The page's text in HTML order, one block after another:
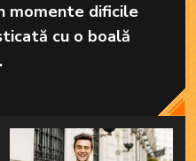
momente dificile
cu o boală